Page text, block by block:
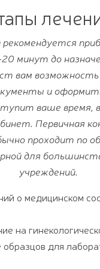
20 минут до
вам возможность
и
ваше время,
Первичная
проходит по
для
учреждений.
о медицинском
на
для